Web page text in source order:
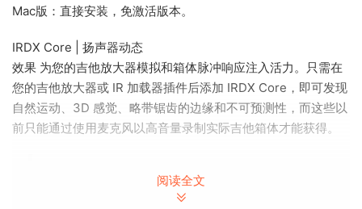
Mac版：直接安装，免激活版本。
IRDX Core | 扬声器动态
效果 为您的吉他放大器模拟和箱体脉冲响应注入活力。只需在
您的吉他放大器或 IR 加载器插件后添加 IRDX Core，即可发现
自然运动、3D 感觉、略带锯齿的边缘和不可预测性，而这些以
前只能通过使用麦克风以高音量录制实际吉他箱体才能获得。
64 位：（VST3、AAX）
阅读全文